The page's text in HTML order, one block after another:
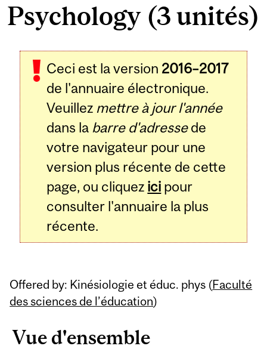
Psychology (3 unités)
Ceci est la version 2016–2017
de l'annuaire électronique.
Veuillez mettre à jour l'année
dans la barre d'adressede
votre navigateur pour une
version plus récente de cette
page, ou cliquez ici pour
consulter l'annuaire la plus
récente.
Offered by: Kinésiologie et éduc. phys (Faculté
des sciences de l’éducation)
Vue d'ensemble